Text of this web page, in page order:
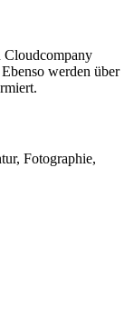
Cloudcompany
werden über
Fotographie,